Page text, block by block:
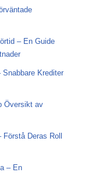
– En Guide
Snabbare Krediter
Översikt av
Deras Roll
– En